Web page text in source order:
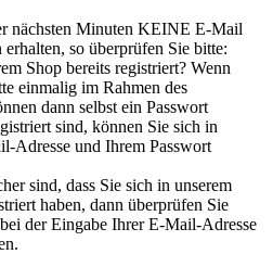
nächsten Minuten KEINE E-Mail
so überprüfen Sie bitte:
Shop bereits registriert? Wenn
einmalig im Rahmen des
dann selbst ein Passwort
sind, können Sie sich in
Adresse und Ihrem Passwort
sind, dass Sie sich in unserem
haben, dann überprüfen Sie
der Eingabe Ihrer E-Mail-Adresse